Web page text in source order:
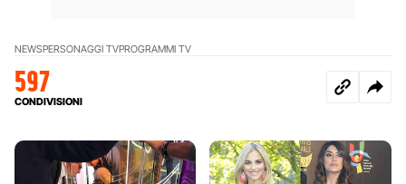
NEWSPERSONAGGI TVPROGRAMMI TV
597
CONDIVISIONI